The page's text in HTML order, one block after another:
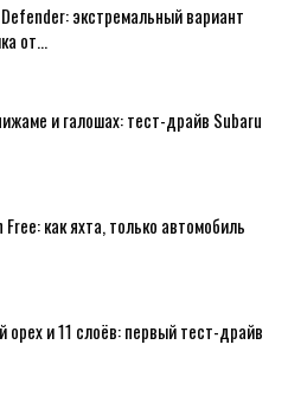
экстремальный вариант
от…
и галошах: тест-драйв Subaru
как яхта, только автомобиль
орех и 11 слоёв: первый тест-драйв